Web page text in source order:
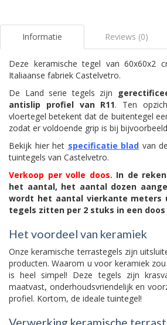
Informatie Reviews (0)
Deze keramische tegel van 60x60x2
Italiaanse fabriek Castelvetro.
De Land serie tegels zijn
antislip profiel van R11. Ten
vloertegel betekent dat de buitentegel
zodat er voldoende grip is bij
Bekijk hier het specificatie blad van
tuintegels van Castelvetro.
Verkoop per volle doos. In de
het aantal, het aantal dozen
wordt het aantal vierkante meters
tegels zitten per 2 stuks in een
Het voordeel van keramiek
Onze keramische terrastegels zijn
producten. Waarom u voor keramiek
is heel simpel! Deze tegels zijn
maatvast, onderhoudsvriendelijk en
profiel. Kortom, de ideale tuintegel!
Verwerking keramische